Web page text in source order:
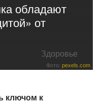
обладают
от
Здоровье
Фото: pexels.com
ключом к